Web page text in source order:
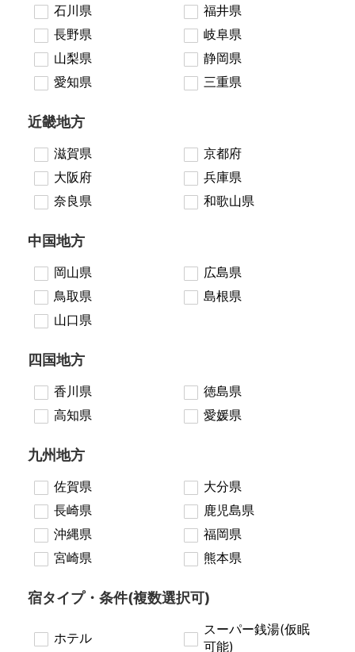
石川県
福井県
長野県
岐阜県
山梨県
静岡県
愛知県
三重県
近畿地方
滋賀県
京都府
大阪府
兵庫県
奈良県
和歌山県
中国地方
岡山県
広島県
鳥取県
島根県
山口県
四国地方
香川県
徳島県
高知県
愛媛県
九州地方
佐賀県
大分県
長崎県
鹿児島県
沖縄県
福岡県
宮崎県
熊本県
宿タイプ・条件(複数選択可)
ホテル
スーパー銭湯(仮眠
可能)